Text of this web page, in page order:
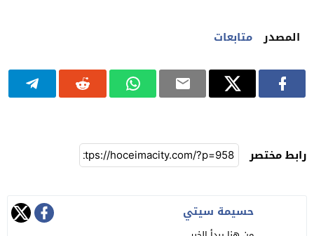
المصدر متابعات
رابط مختصر
حسيمة سيتي